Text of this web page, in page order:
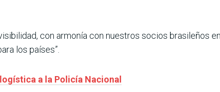
con armonía con nuestros socios brasileños
los países”.
a la Policía Nacional